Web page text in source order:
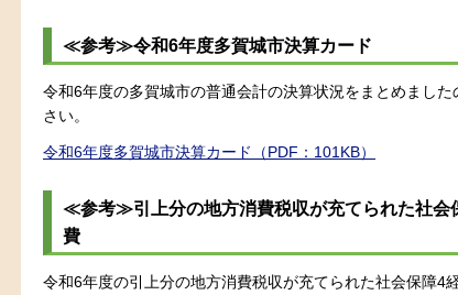
≪参考≫令和6年度多賀城市決算カード
令和6年度の多賀城市の普通会計の決算状況をまとめまし
さい。
令和6年度多賀城市決算カード（PDF：101KB）
≪参考≫引上分の地方消費税収が充てられた社会
費
令和6年度の引上分の地方消費税収が充てられた社会保障4